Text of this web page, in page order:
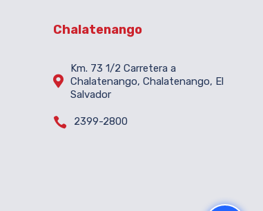
Chalatenango

Km. 73 1/2 Carretera a
Chalatenango, Chalatenango, El
Salvador
 2399-2800